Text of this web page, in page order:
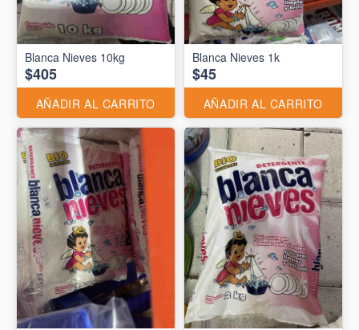
Blanca Nieves 10kg
$405
AÑADIR AL CARRITO
Blanca Nieves 1k
$45
AÑADIR AL CARRITO